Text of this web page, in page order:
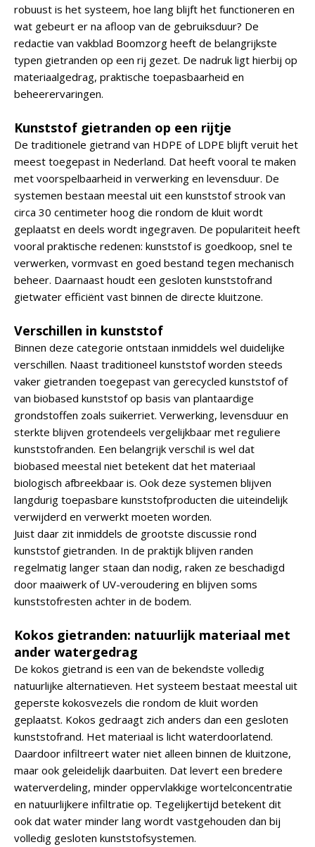
robuust is het systeem, hoe lang blijft het functioneren en
wat gebeurt er na afloop van de gebruiksduur? De
redactie van vakblad Boomzorg heeft de belangrijkste
typen gietranden op een rij gezet. De nadruk ligt hierbij op
materiaalgedrag, praktische toepasbaarheid en
beheerervaringen.
Kunststof gietranden op een rijtje
De traditionele gietrand van HDPE of LDPE blijft veruit het
meest toegepast in Nederland. Dat heeft vooral te maken
met voorspelbaarheid in verwerking en levensduur. De
systemen bestaan meestal uit een kunststof strook van
circa 30 centimeter hoog die rondom de kluit wordt
geplaatst en deels wordt ingegraven. De populariteit heeft
vooral praktische redenen: kunststof is goedkoop, snel te
verwerken, vormvast en goed bestand tegen mechanisch
beheer. Daarnaast houdt een gesloten kunststofrand
gietwater efficiënt vast binnen de directe kluitzone.
Verschillen in kunststof
Binnen deze categorie ontstaan inmiddels wel duidelijke
verschillen. Naast traditioneel kunststof worden steeds
vaker gietranden toegepast van gerecycled kunststof of
van biobased kunststof op basis van plantaardige
grondstoffen zoals suikerriet. Verwerking, levensduur en
sterkte blijven grotendeels vergelijkbaar met reguliere
kunststofranden. Een belangrijk verschil is wel dat
biobased meestal niet betekent dat het materiaal
biologisch afbreekbaar is. Ook deze systemen blijven
langdurig toepasbare kunststofproducten die uiteindelijk
verwijderd en verwerkt moeten worden.
Juist daar zit inmiddels de grootste discussie rond
kunststof gietranden. In de praktijk blijven randen
regelmatig langer staan dan nodig, raken ze beschadigd
door maaiwerk of UV-veroudering en blijven soms
kunststofresten achter in de bodem.
Kokos gietranden: natuurlijk materiaal met
ander watergedrag
De kokos gietrand is een van de bekendste volledig
natuurlijke alternatieven. Het systeem bestaat meestal uit
geperste kokosvezels die rondom de kluit worden
geplaatst. Kokos gedraagt zich anders dan een gesloten
kunststofrand. Het materiaal is licht waterdoorlatend.
Daardoor infiltreert water niet alleen binnen de kluitzone,
maar ook geleidelijk daarbuiten. Dat levert een bredere
waterverdeling, minder oppervlakkige wortelconcentratie
en natuurlijkere infiltratie op. Tegelijkertijd betekent dit
ook dat water minder lang wordt vastgehouden dan bij
volledig gesloten kunststofsystemen.